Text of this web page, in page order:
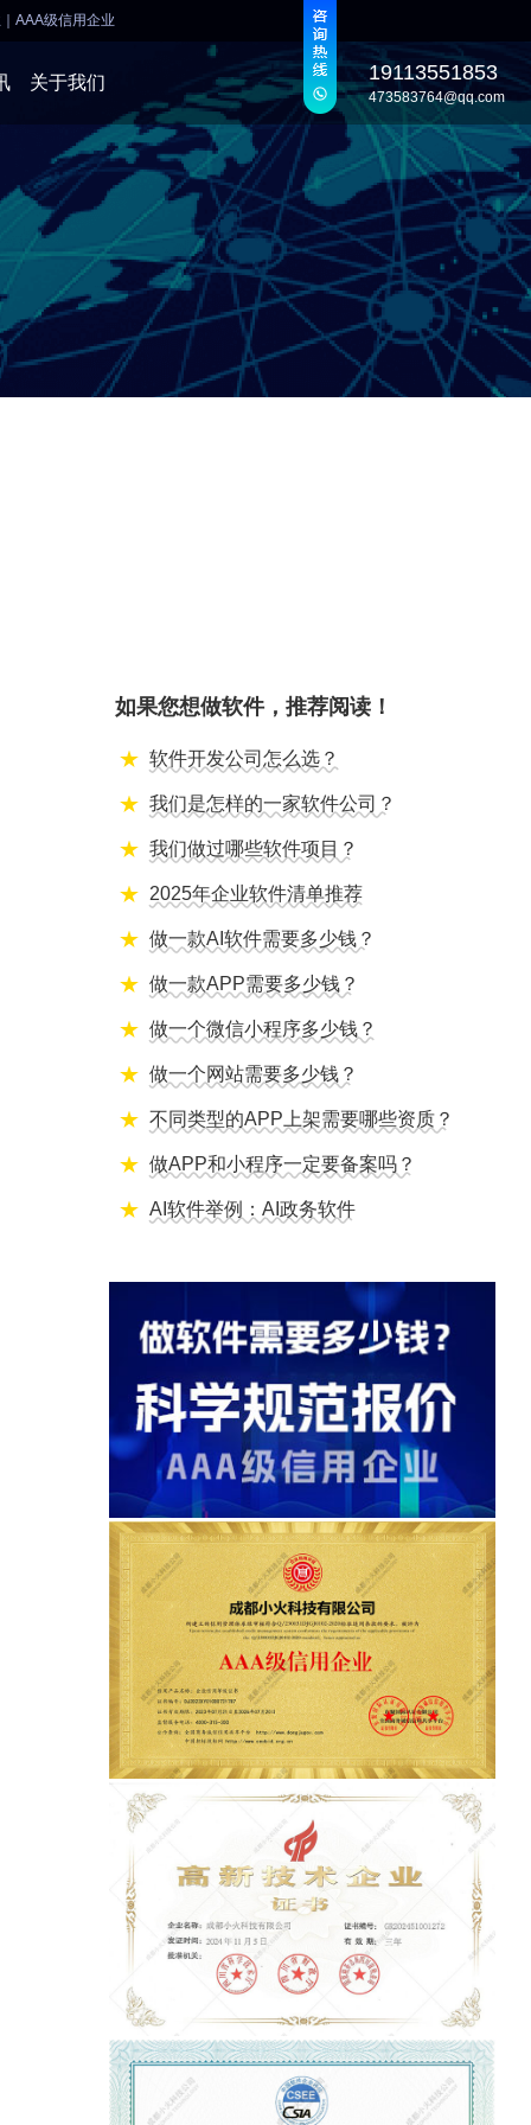
AAA级信用企业
关于我们 19113551853
473583764@qq.com
如果您想做软件，推荐阅读！
软件开发公司怎么选？
我们是怎样的一家软件公司？
我们做过哪些软件项目？
2025年企业软件清单推荐
做一款AI软件需要多少钱？
做一款APP需要多少钱？
做一个微信小程序多少钱？
做一个网站需要多少钱？
不同类型的APP上架需要哪些资质？
做APP和小程序一定要备案吗？
AI软件举例：AI政务软件